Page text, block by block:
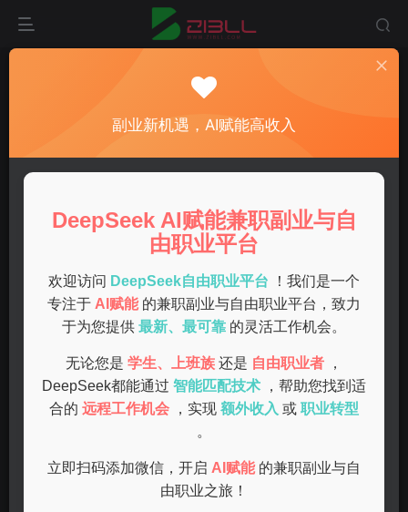
有效在家兼职的最佳选择，轻松赚取额外收入的方
admin
50
随着互联网的发展和人们对灵活工作的追求，在家兼职成为
了越来越多人选择的赚钱方式。无论是为了补贴家庭开支，
还是为了实现个人价值，在家兼职都提供了丰富的机会。下
面将为大家介绍几种有效的在家兼职选择，以及它们的优缺
一、写作类兼职
互联网的普及让自媒体时代悄然来临，很多人通过写博客、
副业新机遇，AI赋能高收入
DeepSeek AI赋能兼职副业与自
由职业平台
欢迎访问 DeepSeek自由职业平台
！我们是一个
专注于 AI赋能 的兼职副业与自由职业平台，致力
于为您提供 最新、最可靠 的灵活工作机会。
无论您是 学生、上班族 还是 自由职业者
，
DeepSeek都能通过 智能匹配技术
，帮助您找到适
合的 远程工作机会 ，实现 额外收入 或 职业转型
。
立即扫码添加微信，开启 AI赋能 的兼职副业与自
由职业之旅！